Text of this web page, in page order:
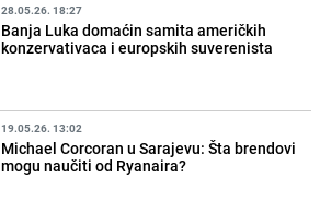
28.05.26. 18:27
Banja Luka domaćin samita američkih
konzervativaca i europskih suverenista
19.05.26. 13:02
Michael Corcoran u Sarajevu: Šta brendovi
mogu naučiti od Ryanaira?